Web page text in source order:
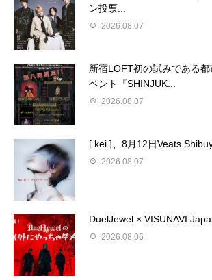
ン投票...
2026.08.07
新宿LOFT初の試みである
ベント『SHINJUK...
2026.08.07
[ kei ]、8月12日Veats
2026.08.07
DuelJewel × VISUNAVI
2026.08.06